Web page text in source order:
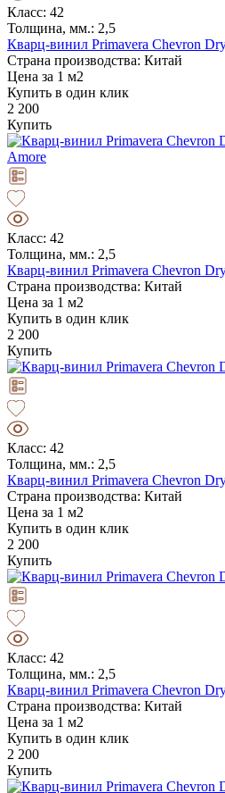
Класс: 42
Толщина, мм.: 2,5
Кварц-винил Primavera Chevron
Страна производства: Китай
Цена за 1 м2
Купить в один клик
2 200
Купить
Класс: 42
Толщина, мм.: 2,5
Кварц-винил Primavera Chevron
Страна производства: Китай
Цена за 1 м2
Купить в один клик
2 200
Купить
Класс: 42
Толщина, мм.: 2,5
Кварц-винил Primavera Chevron
Страна производства: Китай
Цена за 1 м2
Купить в один клик
2 200
Купить
Класс: 42
Толщина, мм.: 2,5
Кварц-винил Primavera Chevron
Страна производства: Китай
Цена за 1 м2
Купить в один клик
2 200
Купить